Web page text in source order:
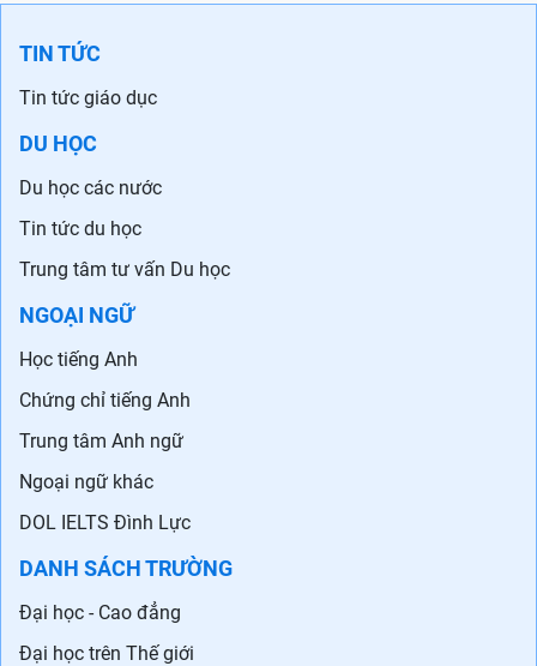
TIN TỨC
Tin tức giáo dục
DU HỌC
Du học các nước
Tin tức du học
Trung tâm tư vấn Du học
NGOẠI NGỮ
Học tiếng Anh
Chứng chỉ tiếng Anh
Trung tâm Anh ngữ
Ngoại ngữ khác
DOL IELTS Đình Lực
DANH SÁCH TRƯỜNG
Đại học - Cao đẳng
Đại học trên Thế giới